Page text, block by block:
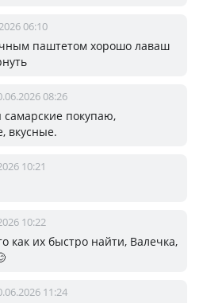
06:10
паштетом хорошо лаваш
08:26
самарские покупаю,
вкусные.
10:21
10:22
как их быстро найти, Валечка,
11:24